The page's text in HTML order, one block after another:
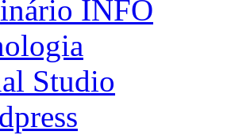
INFO
Studio